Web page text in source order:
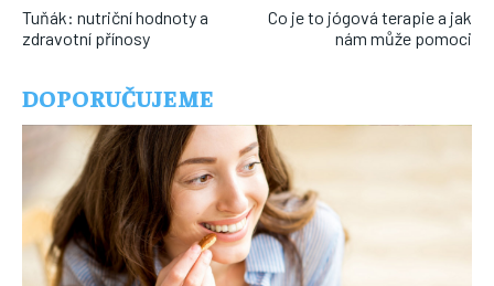
Tuňák: nutriční hodnoty a
zdravotní přínosy
Co je to jógová terapie a jak
nám může pomoci
DOPORUČUJEME